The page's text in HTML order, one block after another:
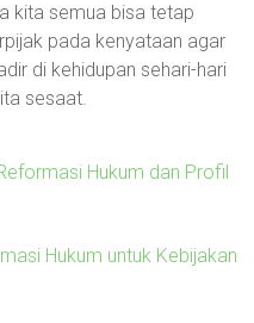
kita semua bisa tetap
pada kenyataan agar
di kehidupan sehari-hari
sesaat.
Hukum dan Profil
Hukum untuk Kebijakan